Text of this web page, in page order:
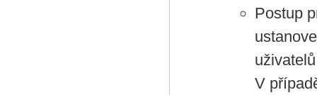
Postup
V